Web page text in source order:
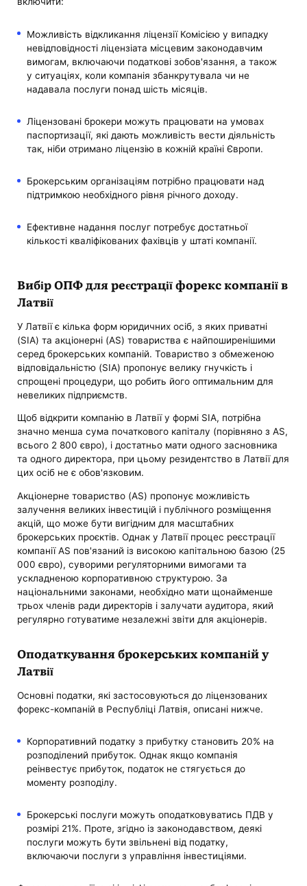
Можливість відкликання ліцензії Комісією у випадку
невідповідності ліцензіата місцевим законодавчим
вимогам, включаючи податкові зобов'язання, а також
у ситуаціях, коли компанія збанкрутувала чи не
надавала послуги понад шість місяців.
Ліцензовані брокери можуть працювати на умовах
паспортизації, які дають можливість вести діяльність
так, ніби отримано ліцензію в кожній країні Європи.
Брокерським організаціям потрібно працювати над
підтримкою необхідного рівня річного доходу.
Ефективне надання послуг потребує достатньої
кількості кваліфікованих фахівців у штаті компанії.
Вибір ОПФ для реєстрації форекс компанії в
Латвії
У Латвії є кілька форм юридичних осіб, з яких приватні
(SIA) та акціонерні (AS) товариства є найпоширенішими
серед брокерських компаній. Товариство з обмеженою
відповідальністю (SIA) пропонує велику гнучкість і
спрощені процедури, що робить його оптимальним для
невеликих підприємств.
Щоб відкрити компанію в Латвії у формі SIA, потрібна
значно менша сума початкового капіталу (порівняно з AS,
всього 2 800 євро), і достатньо мати одного засновника
та одного директора, при цьому резидентство в Латвії для
цих осіб не є обов'язковим.
Акціонерне товариство (AS) пропонує можливість
залучення великих інвестицій і публічного розміщення
акцій, що може бути вигідним для масштабних
брокерських проєктів. Однак у Латвії процес реєстрації
компанії AS пов'язаний із високою капітальною базою (25
000 євро), суворими регуляторними вимогами та
ускладненою корпоративною структурою. За
національними законами, необхідно мати щонайменше
трьох членів ради директорів і залучати аудитора, який
регулярно готуватиме незалежні звіти для акціонерів.
Оподаткування брокерських компаній у
Латвії
Основні податки, які застосовуються до ліцензованих
форекс-компаній в Республіці Латвія, описані нижче.
Корпоративний податку з прибутку становить 20% на
розподілений прибуток. Однак якщо компанія
реінвестує прибуток, податок не стягується до
моменту розподілу.
Брокерські послуги можуть оподатковуватись ПДВ у
розмірі 21%. Проте, згідно із законодавством, деякі
послуги можуть бути звільнені від податку,
включаючи послуги з управління інвестиціями.